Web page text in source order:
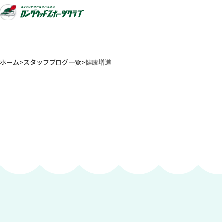
ホーム スタッフブログ一覧 健康増進